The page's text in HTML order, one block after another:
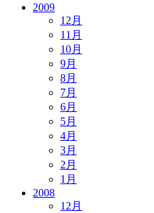
2009
12月
11月
10月
9月
8月
7月
6月
5月
4月
3月
2月
1月
2008
12月